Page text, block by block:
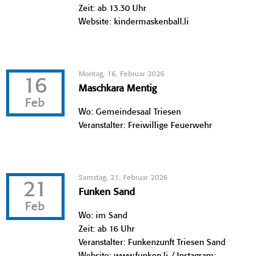
Zeit: ab 13.30 Uhr
Website: kindermaskenball.li
16
Feb
Montag, 16. Februar 2026
Maschkara Mentig
Wo: Gemeindesaal Triesen
Veranstalter: Freiwillige Feuerwehr
21
Feb
Samstag, 21. Februar 2026
Funken Sand
Wo: im Sand
Zeit: ab 16 Uhr
Veranstalter: Funkenzunft Triesen Sand